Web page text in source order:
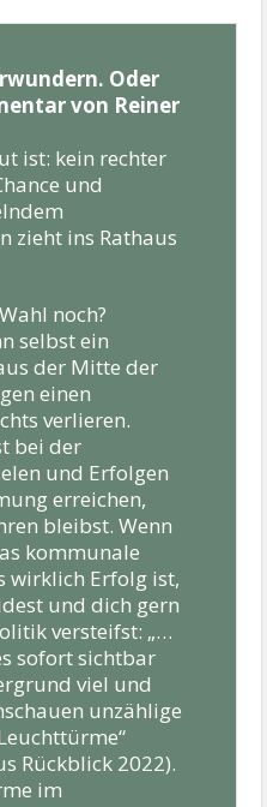
Oder
von Reiner
ist: kein rechter
und
zieht ins Rathaus
noch?
selbst ein
der Mitte der
einen
verlieren.
bei der
und Erfolgen
erreichen,
bleibst. Wenn
kommunale
wirklich Erfolg ist,
und dich gern
versteifst: „…
sofort sichtbar
viel und
unzählige
Rückblick 2022).
me im